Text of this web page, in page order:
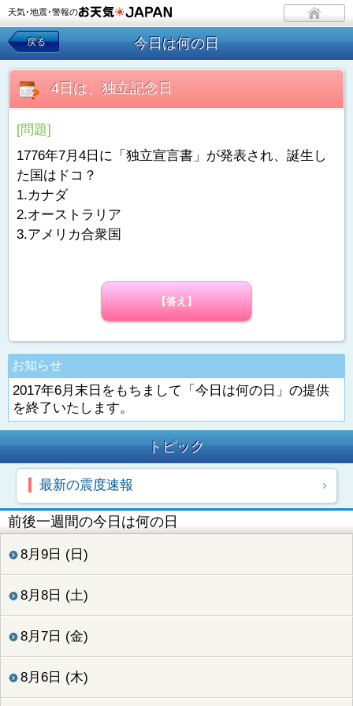
天気･地震･警報の
戻る 今日は何の日
4日は、独立記念日
[問題]
1776年7月4日に「独立宣言書」が発表され、誕生し
た国はドコ？
1.カナダ
2.オーストラリア
3.アメリカ合衆国
【答え】
お知らせ
2017年6月末日をもちまして「今日は何の日」の提供
を終了いたします。
トピック
最新の震度速報
前後一週間の今日は何の日
8月9日 (日)
8月8日 (土)
8月7日 (金)
8月6日 (木)